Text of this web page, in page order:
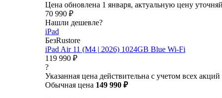
Цена обновлена 1 января, актуальную цену
70 990 ₽
Нашли дешевле?
iPad
БезRustore
iPad Air 11 (M4 | 2026) 1024GB Blue Wi-Fi
119 990 ₽
?
Указанная цена действительна с учетом всех акций
Обычная цена 149 990 ₽